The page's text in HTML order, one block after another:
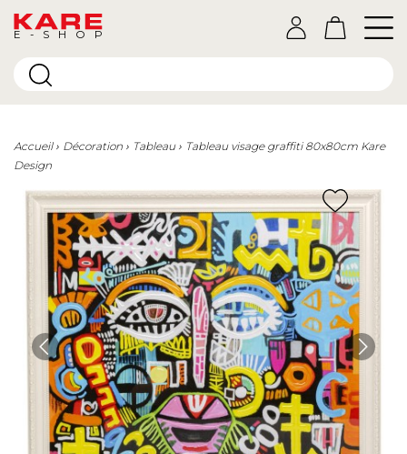
E-SHOP
Accueil Décoration Tableau
Tableau visage graffiti 80x80cm Kare
Design